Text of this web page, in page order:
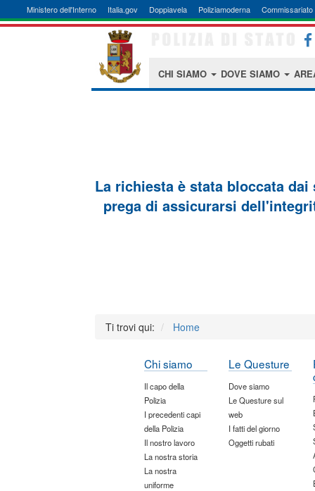
Ministero dell'Interno Italia.gov Doppiavela Poliziamoderna Commissariato
CHI SIAMO DOVE SIAMO
La richiesta è stata bloccata
prega di assicurarsi
Ti trovi qui: Home
Chi siamo
Il capo della
Polizia
I precedenti capi
della Polizia
Il nostro lavoro
La nostra storia
La nostra
uniforme
Le Questure
Dove siamo
Le Questure sul
web
I fatti del giorno
Oggetti rubati